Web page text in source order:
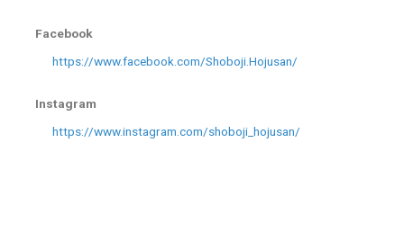
Facebook
https://www.facebook.com/Shoboji.Hojusan/
Instagram
https://www.instagram.com/shoboji_hojusan/